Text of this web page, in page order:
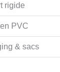
rigide
PVC
& sacs